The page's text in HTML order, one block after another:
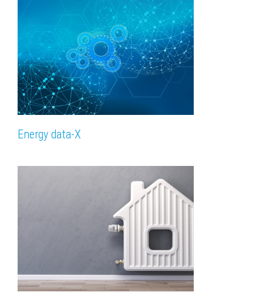
Energy data-X